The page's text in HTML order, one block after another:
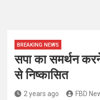
BREAKING NEWS
सपा का समर्थन
से निष्कासित
2 years ago FBD